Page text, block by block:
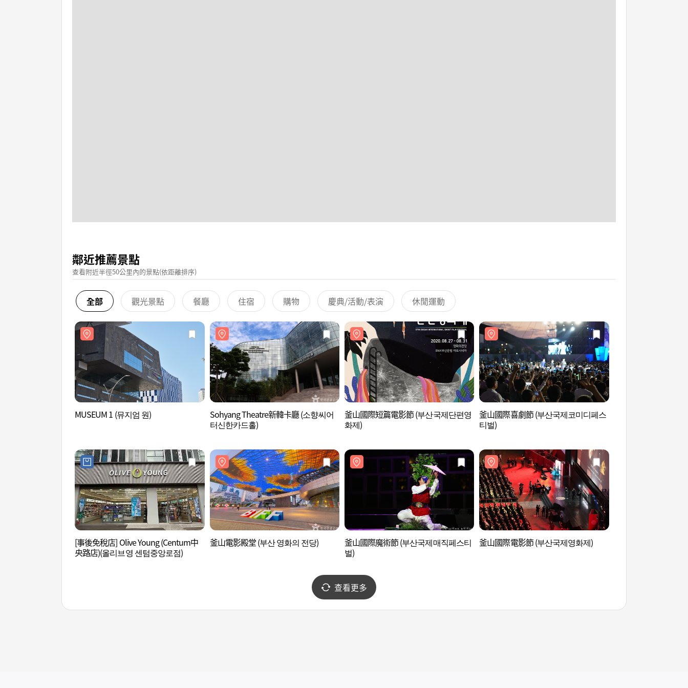
鄰近推薦景點
查看附近半徑50公里內的景點(依距離排序)
全部 觀光景點 餐廳 住宿 購物 慶典/活動/表演 休閒運動
MUSEUM 1 (뮤지엄 원)
Sohyang Theatre新韓卡廳 (소향씨어
터신한카드홀)
釜山國際短篇電影節 (부산국제단편영
화제)
釜山國際喜劇節 (부산국제코미디페스
티벌)
[事後免稅店] Olive Young (Centum中
央路店)(올리브영 센텀중앙로점)
釜山電影殿堂 (부산 영화의 전당)
釜山國際魔術節 (부산국제매직페스티
벌)
釜山國際電影節 (부산국제영화제)
查看更多